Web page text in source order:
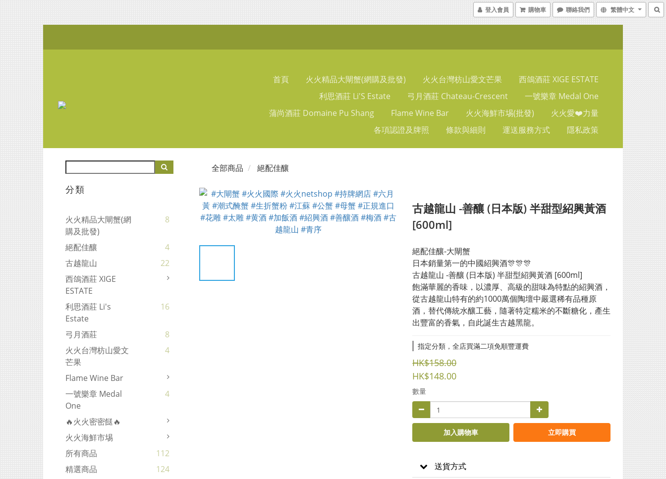
登入會員 購物車 聯絡我們 繁體中文
首頁 火火精品大閘蟹(網購及批發) 火火台灣枋山愛文芒果
西鴿酒莊 XIGE ESTATE
利思酒莊 Li'S Estate
弓月酒莊 Chateau-Crescent
一號樂章 Medal One
蒲尚酒莊 Domaine Pu Shang
Flame Wine Bar 火火海鮮市埸(批發)
火火愛❤️力量
各項認證及牌照
條款與細則 運送服務方式 隱私政策
分類
火火精品大閘蟹(網
購及批發)
8
絕配佳釀
4
古越龍山
22
西鴿酒莊 XIGE
ESTATE
利思酒莊 Li's
Estate
16
弓月酒莊
8
火火台灣枋山愛文
芒果
4
Flame Wine Bar
一號樂章 Medal
One
4
🔥火火密密餸🔥
火火海鮮市埸
所有商品
112
精選商品
124
全部商品 絕配佳釀
古越龍山 -善釀 (日本版) 半甜型紹興黃酒
[600ml]
絕配佳釀-大閘蟹
日本銷量第一的中國紹興酒🎊🎊🎊
古越龍山 -善釀 (日本版) 半甜型紹興黃酒 [600ml]
飽滿華麗的香味，以濃厚、高級的甜味為特點的紹興酒，
從古越龍山特有的約1000萬個陶壇中嚴選稀有品種原
酒，替代傳統水釀工藝，隨著特定糯米的不斷糖化，產生
出豐富的香氣，自此誕生古越黑龍。
指定分類，全店買滿二項免順豐運費
HK$158.00
HK$148.00
數量
加入購物車 立即購買
送貨方式